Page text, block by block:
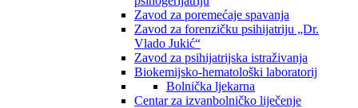
Zavod za poremećaje spavanja
Zavod za forenzičku psihijatriju „Dr.
Vlado Jukić“
Zavod za psihijatrijska istraživanja
Biokemijsko-hematološki laboratorij
Bolnička ljekarna
Centar za izvanbolničko liječenje